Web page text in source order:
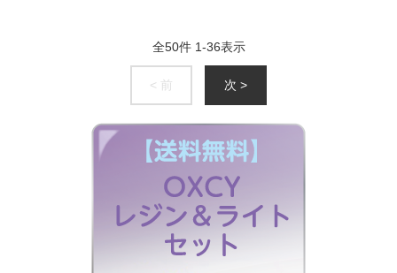
全50件 1-36表示
< 前 次 >